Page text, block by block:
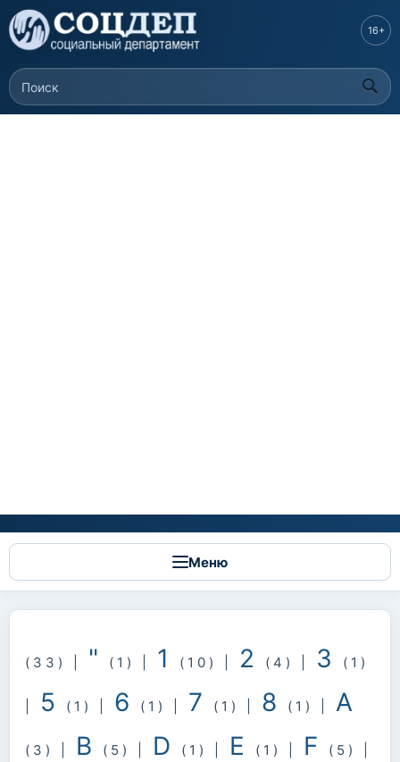
Перейти к
основному
содержанию
Форма поиска
Поиск
16+
Меню
(33) " (1) 1 (10) 2 (4) 3 (1)
5 (1) 6 (1) 7 (1) 8 (1) A
(3) B (5) D (1) E (1) F (5)